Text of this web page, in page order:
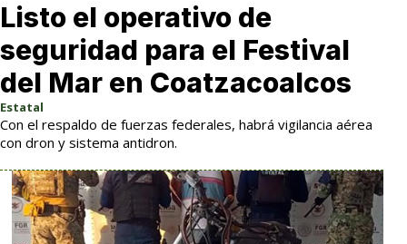
Listo el operativo de
seguridad para el Festival
del Mar en Coatzacoalcos
Estatal
Con el respaldo de fuerzas federales, habrá vigilancia aérea
con dron y sistema antidron.